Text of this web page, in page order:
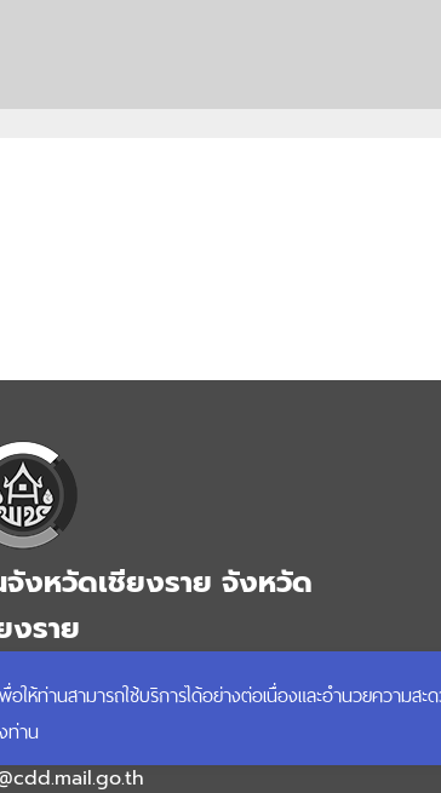
งหวัดเชียงราย จังหวัด
งราย
นแม่ฟ้าหลวง ตำบลริมกก อำเภอเมือง
ดเชียงราย 57100
5317 7350 ต่อ 666 และ 777 อีเมล
อให้ท่านสามารถใช้บริการได้อย่างต่อเนื่องและอำนวยความสะ
ท่าน